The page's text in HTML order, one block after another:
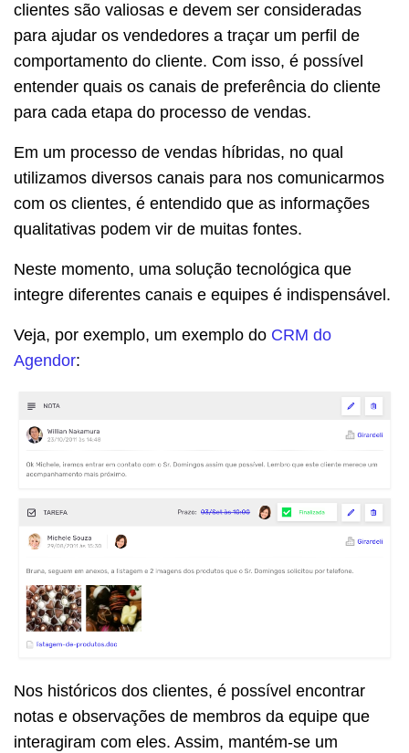
clientes são valiosas e devem ser consideradas
para ajudar os vendedores a traçar um perfil de
comportamento do cliente. Com isso, é possível
entender quais os canais de preferência do cliente
para cada etapa do processo de vendas.
Em um processo de vendas híbridas, no qual
utilizamos diversos canais para nos comunicarmos
com os clientes, é entendido que as informações
qualitativas podem vir de muitas fontes.
Neste momento, uma solução tecnológica que
integre diferentes canais e equipes é indispensável.
Veja, por exemplo, um exemplo do CRM do
Agendor:
Nos históricos dos clientes, é possível encontrar
notas e observações de membros da equipe que
interagiram com eles. Assim, mantém-se um